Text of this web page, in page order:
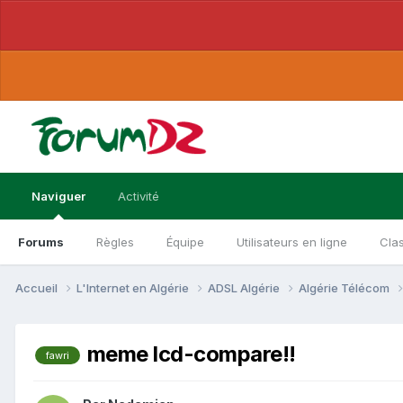
Naviguer
Forums Règles Équipe Utilisateurs en ligne
Activité
Accueil L'Internet en Algérie ADSL Algérie Algérie Télécom
fawri meme lcd-compare!!